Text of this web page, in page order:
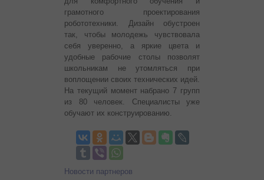
грамотного проектирования
робототехники. Дизайн обустроен
так, чтобы молодежь чувствовала
себя уверенно, а яркие цвета и
удобные рабочие столы позволят
школьникам не утомляться при
воплощении своих технических идей.
На текущий момент набрано 7 групп
из 80 человек. Специалисты уже
обучают их конструированию.
Новости партнеров